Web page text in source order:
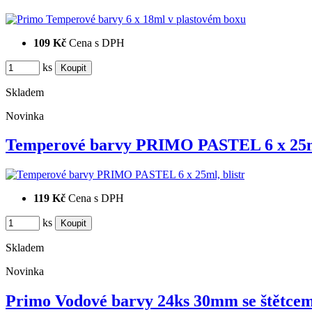
109 Kč Cena s DPH
ks
Skladem
Novinka
Temperové barvy PRIMO PASTEL 6 x
119 Kč Cena s DPH
ks
Skladem
Novinka
Primo Vodové barvy 24ks 30mm se